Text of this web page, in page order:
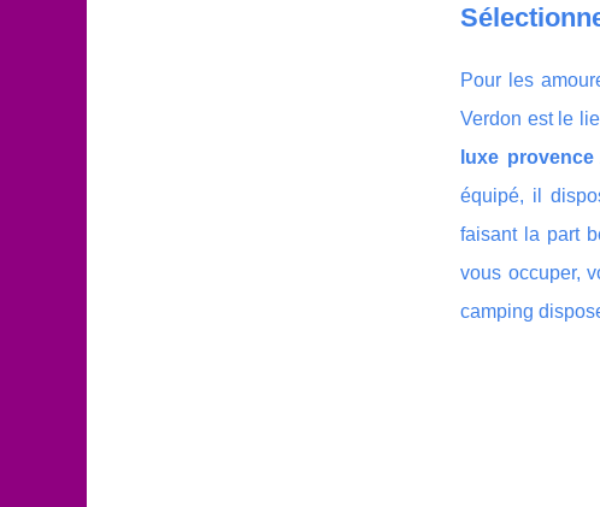
Pour les
Verdon est le
luxe
équipé, il
faisant la part
vous occuper,
camping